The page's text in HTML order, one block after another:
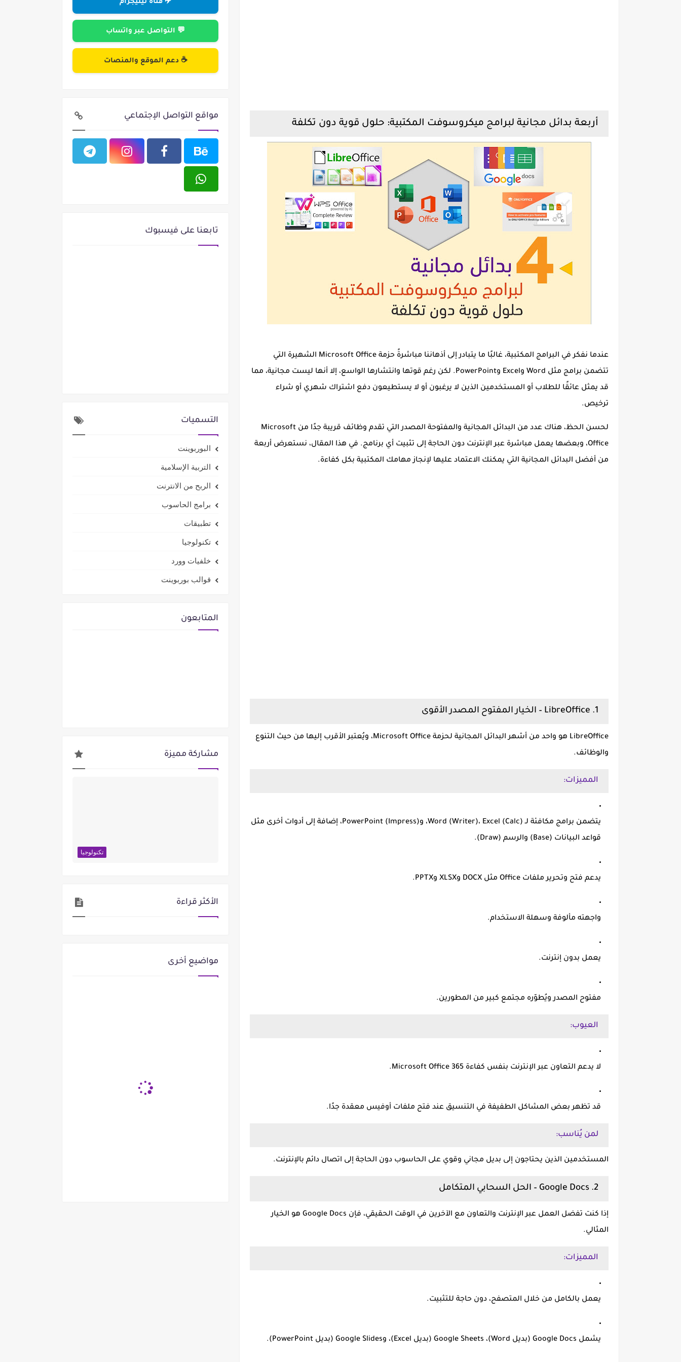
أربعة بدائل مجانية لبرامج ميكروسوفت المكتبية: حلول قوية دون تكلفة
عندما نفكر في البرامج المكتبية، غالبًا ما يتبادر إلى أذهاننا مباشرةً حزمة Microsoft Office الشهيرة التي
تتضمن برامج مثل Word وExcel وPowerPoint. لكن رغم قوتها وانتشارها الواسع، إلا أنها ليست مجانية، مما
قد يمثل عائقًا للطلاب أو المستخدمين الذين لا يرغبون أو لا يستطيعون دفع اشتراك شهري أو شراء
ترخيص.
لحسن الحظ، هناك عدد من البدائل المجانية
والمفتوحة المصدر التي تقدم وظائف قريبة جدًا من Microsoft
Office، وبعضها يعمل مباشرة عبر الإنترنت دون الحاجة إلى تثبيت أي برنامج. في هذا المقال، نستعرض
أربعة
من أفضل البدائل المجانية التي يمكنك الاعتماد عليها لإنجاز مهامك المكتبية بكل كفاءة.
1. LibreOffice – الخيار المفتوح المصدر الأقوى
LibreOffice
هو واحد من أشهر البدائل المجانية لحزمة Microsoft Office، ويُعتبر الأقرب إليها من حيث التنوع
والوظائف.
المميزات:
يتضمن برامج مكافئة لـ Word (Writer)، Excel (Calc)، وPowerPoint (Impress)، إضافة إلى أدوات أخرى مثل
قواعد البيانات (Base) والرسم (Draw).
يدعم فتح وتحرير ملفات Office مثل DOCX وXLSX وPPTX.
واجهته مألوفة وسهلة الاستخدام.
يعمل بدون إنترنت.
مفتوح المصدرويُطوّره مجتمع كبير من المطورين.
العيوب:
لا يدعم التعاون عبر الإنترنت بنفس كفاءة Microsoft Office 365.
قد تظهر بعض المشاكل الطفيفة في التنسيق عند فتح ملفات أوفيس معقدة جدًا.
لمن يُناسب:
المستخدمين الذين يحتاجون إلى بديل مجاني وقوي على الحاسوب دون الحاجة إلى اتصال دائم بالإنترنت.
2. Google Docs – الحل السحابي المتكامل
إذا كنت تفضل العمل عبر الإنترنت والتعاون مع الآخرين في الوقت الحقيقي، فإن Google Docs هو الخيار
المثالي.
المميزات:
يعمل بالكامل من خلال المتصفح، دون حاجة للتثبيت.
يشمل Google Docs (بديل Word)، Google Sheets (بديل Excel)، وGoogle Slides (بديل PowerPoint).
✈️ قناة تيليجرام
💬 التواصل عبر واتساب
☕ دعم الموقع والمنصات
مواقع التواصل الإجتماعي
تابعنا على فيسبوك
التسميات
البوربوينت
التربية الإسلامية
الربح من الانترنت
برامج الحاسوب
تطبيقات
تكنولوجيا
خلفيات وورد
قوالب بوربوينت
المتابعون
مشاركة مميزة
تكنولوجيا
الأكثر قراءة
مواضيع أخرى